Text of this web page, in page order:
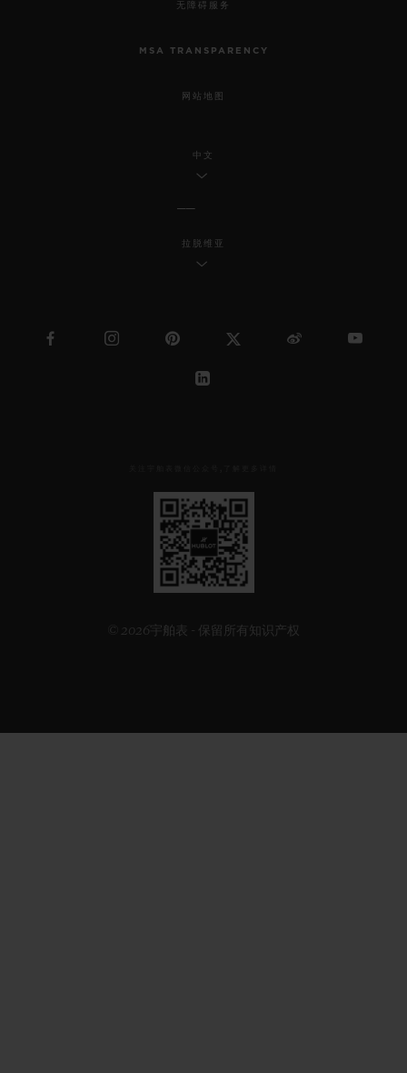
无障碍服务
MSA TRANSPARENCY
网站地图
中文
拉脱维亚
见
下
方
二
维
码
© 2026宇舶表 - 保留所有知识产权